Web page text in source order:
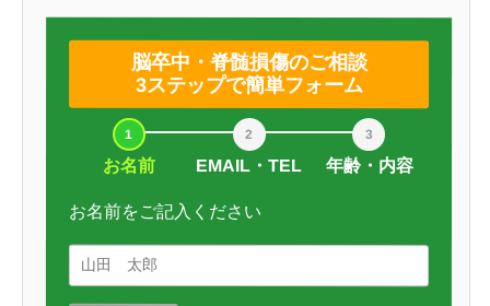
脳卒中・脊髄損傷のご相談
3ステップで簡単フォーム
お名前 EMAIL・TEL 年齢・内容
お名前をご記入ください